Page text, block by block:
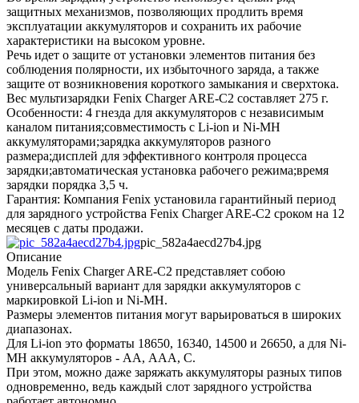
защитных механизмов, позволяющих продлить время
эксплуатации аккумуляторов и сохранить их рабочие
характеристики на высоком уровне.
Речь идет о защите от установки элементов питания без
соблюдения полярности, их избыточного заряда, а также
защите от возникновения короткого замыкания и сверхтока.
Вес мультизарядки Fenix Charger ARE-C2 составляет 275 г.
Особенности: 4 гнезда для аккумуляторов с независимым
каналом питания;совместимость с Li-ion и Ni-MH
аккумуляторами;зарядка аккумуляторов разного
размера;дисплей для эффективного контроля процесса
зарядки;автоматическая установка рабочего режима;время
зарядки порядка 3,5 ч.
Гарантия: Компания Fenix установила гарантийный период
для зарядного устройства Fenix Charger ARE-C2 сроком на 12
месяцев с даты продажи.
pic_582a4aecd27b4.jpg
Описание
Модель Fenix Charger ARE-C2 представляет собою
универсальный вариант для зарядки аккумуляторов с
маркировкой Li-ion и Ni-MH.
Размеры элементов питания могут варьироваться в широких
диапазонах.
Для Li-ion это форматы 18650, 16340, 14500 и 26650, а для Ni-
MH аккумуляторов - AA, ААА, С.
При этом, можно даже заряжать аккумуляторы разных типов
одновременно, ведь каждый слот зарядного устройства